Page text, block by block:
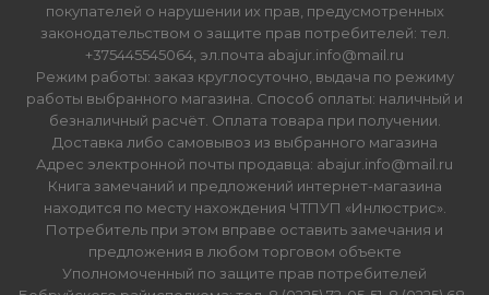
покупателей о нарушении их прав, предусмотренных
законодательством о защите прав потребителей: тел.
+375445545064, эл.почта abajur.info@mail.ru
Режим работы: заказ круглосуточно, выдача по режиму
работы выбранного магазина. Способ оплаты: наличный и
безналичный расчёт. Оплата товара при получении.
Доставка либо самовывоз из выбранного магазина
Адрес электронной почты продавца: abajur.info@mail.ru
Книга замечаний и предложений интернет-магазина
находится по месту нахождения ЧТПУП «Инлюстрис».
Потребитель при этом вправе оставить замечания и
предложения в любом торговом объекте
Уполномоченный по защите прав потребителей